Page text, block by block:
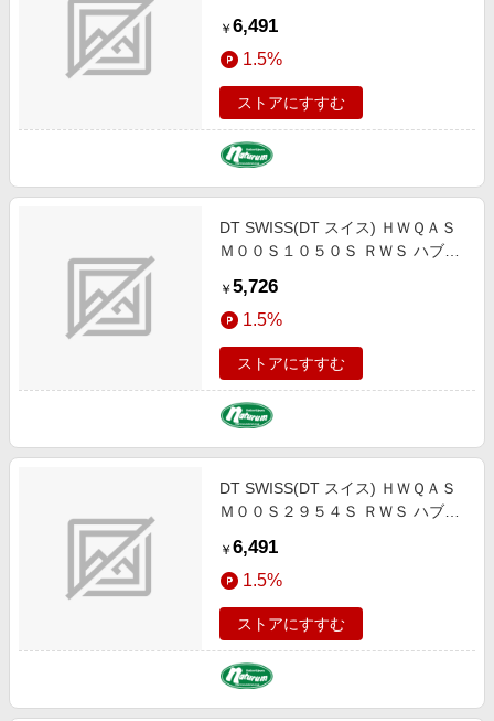
￥ 6,491
1.5%
ストアにすすむ
DT SWISS(DT スイス) ＨＷＱＡＳ
Ｍ００Ｓ１０５０Ｓ ＲＷＳ ハブア
￥ 5,726
1.5%
ストアにすすむ
DT SWISS(DT スイス) ＨＷＱＡＳ
Ｍ００Ｓ２９５４Ｓ ＲＷＳ ハブア
￥ 6,491
1.5%
ストアにすすむ